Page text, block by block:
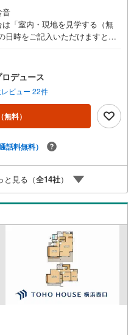
音
「室内・現地を見学する（無
日時をご記入いただけますとス
沢市・綾瀬市エリアの不動産売
報や当社限定で販売する物件
お気軽にお問合せ下さい！ ----
による【丁寧な資金アドバイ
ラン提案書の作成】を随時行っ
だけが加入できる無料の生命保
なる【老後の費用負担】住宅
で不安な部分を明確にしていき
デュース
ビュー 22件
（無料）
通話料無料）
と見る（全14社）